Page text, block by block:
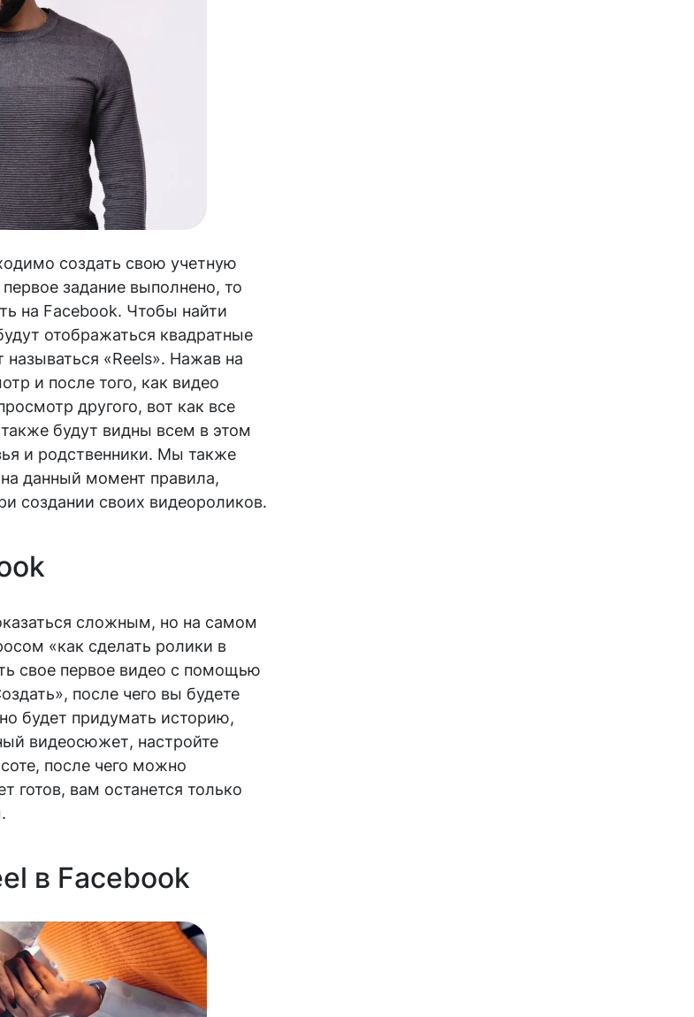
создать свою учетную
задание выполнено, то
на Facebook. Чтобы найти
отображаться квадратные
«Reels». Нажав на
и после того, как видео
другого, вот как все
будут видны всем в этом
и родственники. Мы также
данный момент правила,
создании своих видеороликов.
сложным, но на самом
«как сделать ролики в
свое первое видео с помощью
после чего вы будете
будет придумать историю,
видеосюжет, настройте
после чего можно
готов, вам останется только
в Facebook